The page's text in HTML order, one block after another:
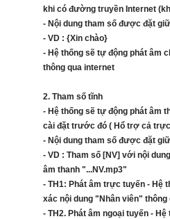
khi có đường truyền Internet
- Nội dung tham số được đặt
- VD : {Xin chào}
- Hệ thống sẽ tự động phát âm
thông qua internet
2. Tham số tĩnh
- Hệ thống sẽ tự động phát âm
cài đặt trước đó ( Hổ trợ cả
- Nội dung tham số được đặt
- VD : Tham số [NV] với nội
âm thanh "...NV.mp3"
- TH1: Phát âm trực tuyến - Hệ
xác nội dung "Nhân viên" thông
- TH2. Phát âm ngoại tuyến -